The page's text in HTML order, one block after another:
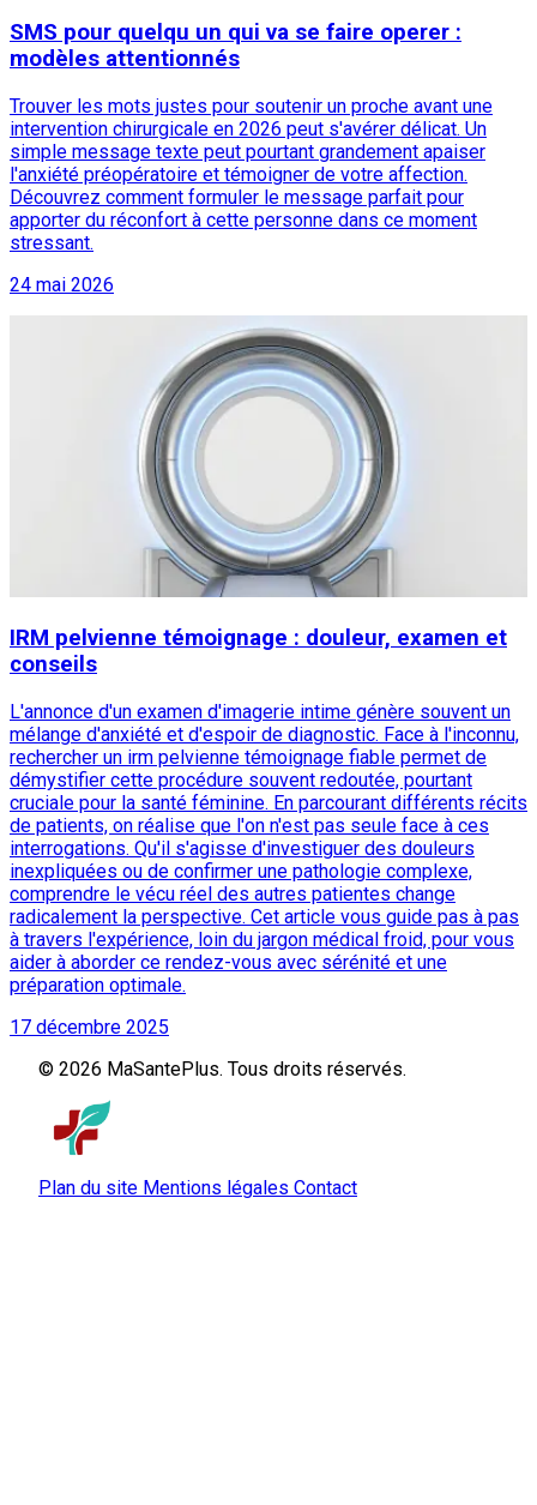
SMS pour quelqu un qui va se faire operer :
modèles attentionnés
Trouver les mots justes pour soutenir un proche avant une
intervention chirurgicale en 2026 peut s'avérer délicat. Un
simple message texte peut pourtant grandement apaiser
l'anxiété préopératoire et témoigner de votre affection.
Découvrez comment formuler le message parfait pour
apporter du réconfort à cette personne dans ce moment
stressant.
24 mai 2026
IRM pelvienne témoignage : douleur, examen et
conseils
L'annonce d'un examen d'imagerie intime génère souvent un
mélange d'anxiété et d'espoir de diagnostic. Face à l'inconnu,
rechercher un irm pelvienne témoignage fiable permet de
démystifier cette procédure souvent redoutée, pourtant
cruciale pour la santé féminine. En parcourant différents récits
de patients, on réalise que l'on n'est pas seule face à ces
interrogations. Qu'il s'agisse d'investiguer des douleurs
inexpliquées ou de confirmer une pathologie complexe,
comprendre le vécu réel des autres patientes change
radicalement la perspective. Cet article vous guide pas à pas
à travers l'expérience, loin du jargon médical froid, pour vous
aider à aborder ce rendez-vous avec sérénité et une
préparation optimale.
17 décembre 2025
© 2026 MaSantePlus. Tous droits réservés.
Plan du site Mentions légales Contact